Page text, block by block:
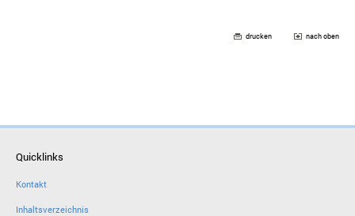
drucken nach oben
Quicklinks
Kontakt
Inhaltsverzeichnis